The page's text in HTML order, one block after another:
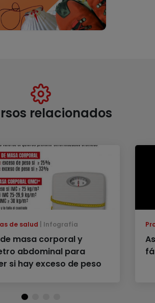
relacionados
de salud Infografía
masa corporal y
abdominal para
si hay exceso de peso